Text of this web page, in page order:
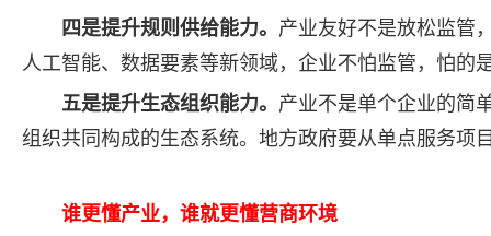
四是提升规则供给能力。 产业友好不是放松监管
人工智能、数据要素等新领域，企业不怕监管，怕的
五是提升生态组织能力。 产业不是单个企业的简
组织共同构成的生态系统。地方政府要从单点服务项
谁更懂产业，谁就更懂营商环境